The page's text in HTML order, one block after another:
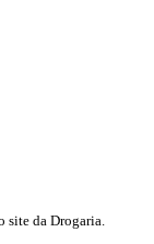
site da Drogaria.